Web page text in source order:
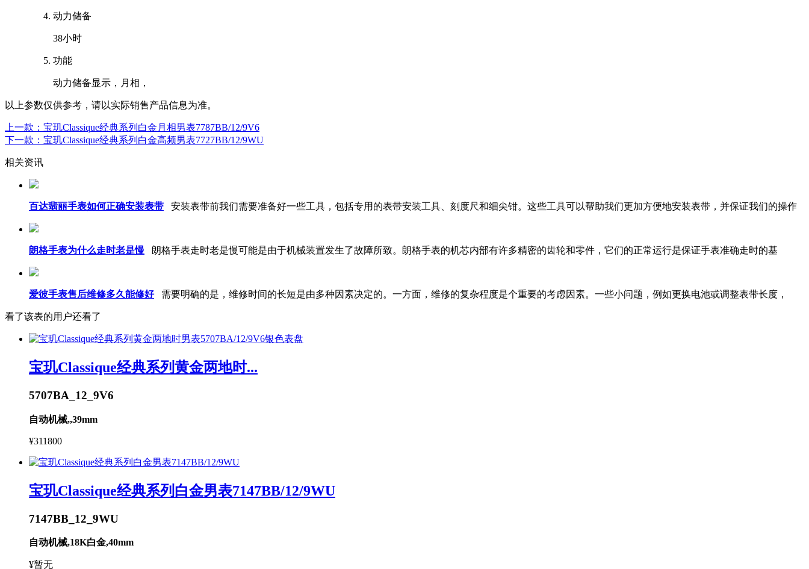
动力储备
38小时
功能
动力储备显示，月相，
以上参数仅供参考，请以实际销售产品信息为准。
上一款：宝玑Classique经典系列白金月相男表7787BB/12/9V6
下一款：宝玑Classique经典系列白金高频男表7727BB/12/9WU
相关资讯
百达翡丽手表如何正确安装表带 安装表带前我们需要准备好一些工具，包括专用的表带安装工具、刻度尺和细尖钳。这些工具可以帮助我们更加方便地安装表带，并保证我们的操作
朗格手表为什么走时老是慢 朗格手表走时老是慢可能是由于机械装置发生了故障所致。朗格手表的机芯内部有许多精密的齿轮和零件，它们的正常运行是保证手表准确走时的基
爱彼手表售后维修多久能修好 需要明确的是，维修时间的长短是由多种因素决定的。一方面，维修的复杂程度是个重要的考虑因素。一些小问题，例如更换电池或调整表带长度，
看了该表的用户还看了
宝玑Classique经典系列黄金两地时...
5707BA_12_9V6
自动机械,,39mm
¥311800
宝玑Classique经典系列白金男表7147BB/12/9WU
7147BB_12_9WU
自动机械,18K白金,40mm
¥暂无